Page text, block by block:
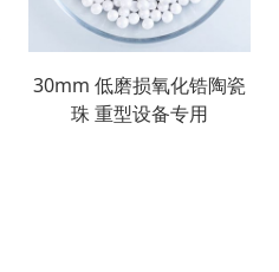
30mm 低磨损氧化锆陶瓷
珠 重型设备专用